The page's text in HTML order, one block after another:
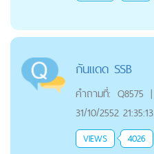
กันแดด SSB
คำถามที่: Q8575 |
31/10/2552 21:35:13
VIEWS 4026